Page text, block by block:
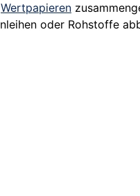
Wertpapieren
oder Rohstoffe